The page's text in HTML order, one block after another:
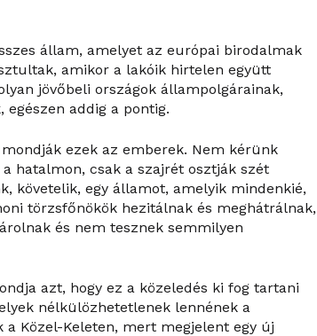
állam, amelyet az európai birodalmak
amikor a lakóik hirtelen együtt
jövőbeli országok állampolgárainak,
addig a pontig.
ezek az emberek. Nem kérünk
hatalmon, csak a szajrét osztják szét
követelik, egy államot, amelyik mindenkié,
törzsfőnökök hezitálnak és meghátrálnak,
és nem tesznek semmilyen
azt, hogy ez a közeledés ki fog tartani
nélkülözhetetlenek lennének a
Közel-Keleten, mert megjelent egy új